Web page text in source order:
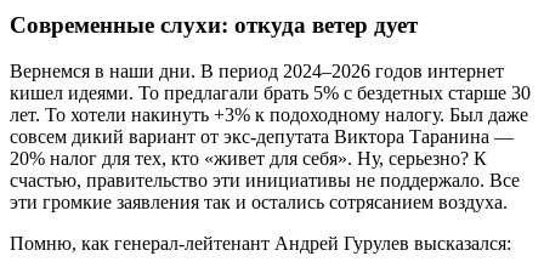
Современные слухи: откуда ветер дует
Вернемся в наши дни. В период 2024–2026 годов интернет
кишел идеями. То предлагали брать 5% с бездетных старше 30
лет. То хотели накинуть +3% к подоходному налогу. Был даже
совсем дикий вариант от экс-депутата Виктора Таранина —
20% налог для тех, кто «живет для себя». Ну, серьезно? К
счастью, правительство эти инициативы не поддержало. Все
эти громкие заявления так и остались сотрясанием воздуха.
Помню, как генерал-лейтенант Андрей Гурулев высказался: